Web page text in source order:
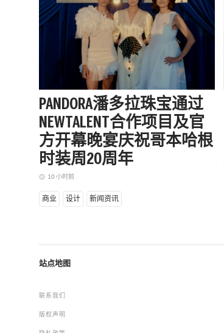
PANDORA潘多拉珠宝通过
NEWTALENT合作项目及官
方开幕晚宴庆祝哥本哈根
时装周20周年
access_time 10 小时前
商业 设计 新闻资讯
站点地图
联系我们
版权声明